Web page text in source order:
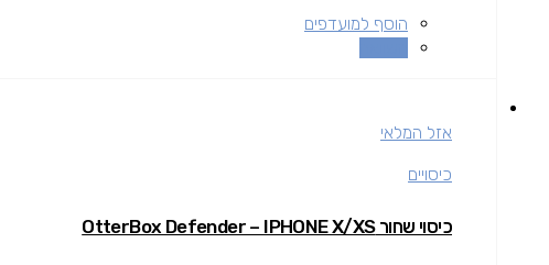
הוסף למועדפים
אזל המלאי
כיסויים
כיסוי שחור OtterBox Defender – IPHONE X/XS